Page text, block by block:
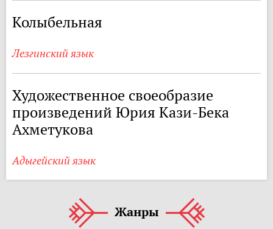
Колыбельная
Лезгинский язык
Художественное своеобразие
произведений Юрия Кази-Бека
Ахметукова
Адыгейский язык
Жанры